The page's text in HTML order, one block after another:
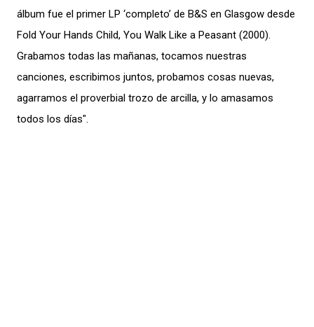
álbum fue el primer LP ‘completo’ de B&S en Glasgow desde
Fold Your Hands Child, You Walk Like a Peasant (2000).
Grabamos todas las mañanas, tocamos nuestras
canciones, escribimos juntos, probamos cosas nuevas,
agarramos el proverbial trozo de arcilla, y lo amasamos
todos los días".